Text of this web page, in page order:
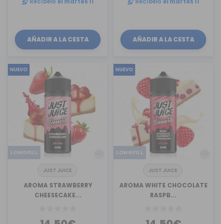
AÑADIR A LA CESTA AÑADIR A LA CESTA
NUEVO
LONGFILL
JUST JUICE
AROMA STRAWBERRY
CHEESECAKE...
NUEVO
LONGFILL
JUST JUICE
AROMA WHITE CHOCOLATE
RASPB...